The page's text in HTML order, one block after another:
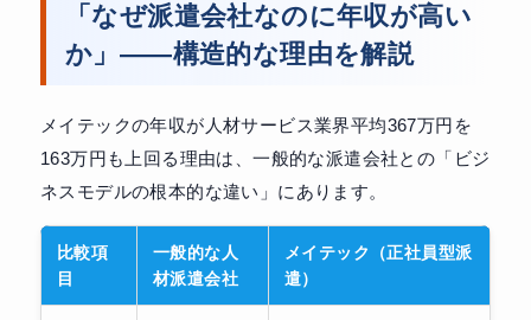
「なぜ派遣会社なのに年収が高い
か」——構造的な理由を解説
メイテックの年収が人材サービス業界平均367万円を
163万円も上回る理由は、一般的な派遣会社との「ビジ
ネスモデルの根本的な違い」にあります。
比較項
目
一般的な人
材派遣会社
メイテック（正社員型派
遣）